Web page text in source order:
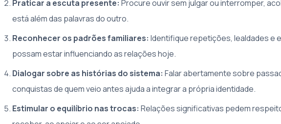
Praticar a escuta presente: Procure ouvir sem julgar ou interromper,
está além das palavras do outro.
Reconhecer os padrões familiares: Identifique repetições, lealdades e
possam estar influenciando as relações hoje.
Dialogar sobre as histórias do sistema: Falar abertamente sobre
conquistas de quem veio antes ajuda a integrar a própria identidade.
Estimular o equilíbrio nas trocas: Relações significativas pedem